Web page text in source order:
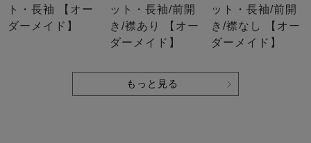
ト・長袖 【オー
ダーメイド】
ット・長袖/前開
き/襟あり 【オー
ダーメイド】
ット・長袖/前開
き/襟なし 【オー
ダーメイド】
もっと見る